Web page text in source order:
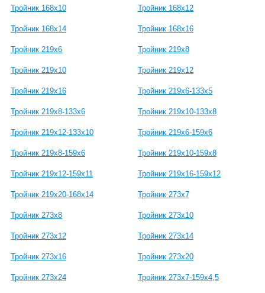
Тройник 168х10 Тройник 168х12
Тройник 168х14 Тройник 168х16
Тройник 219х6 Тройник 219х8
Тройник 219х10 Тройник 219х12
Тройник 219х16 Тройник 219х6-133х5
Тройник 219х8-133х6 Тройник 219х10-133х8
Тройник 219х12-133х10 Тройник 219х6-159х6
Тройник 219х8-159х6 Тройник 219х10-159х8
Тройник 219х12-159х11 Тройник 219х16-159х12
Тройник 219х20-168х14 Тройник 273х7
Тройник 273х8 Тройник 273х10
Тройник 273х12 Тройник 273х14
Тройник 273х16 Тройник 273х20
Тройник 273х24 Тройник 273х7-159х4,5